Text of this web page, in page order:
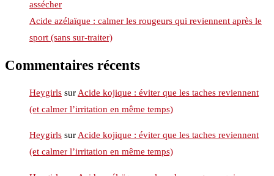
assécher
Acide azélaïque : calmer les rougeurs qui reviennent après le
sport (sans sur-traiter)
Commentaires récents
Heygirls surAcide kojique : éviter que les taches reviennent
(et calmer l’irritation en même temps)
Heygirls surAcide kojique : éviter que les taches reviennent
(et calmer l’irritation en même temps)